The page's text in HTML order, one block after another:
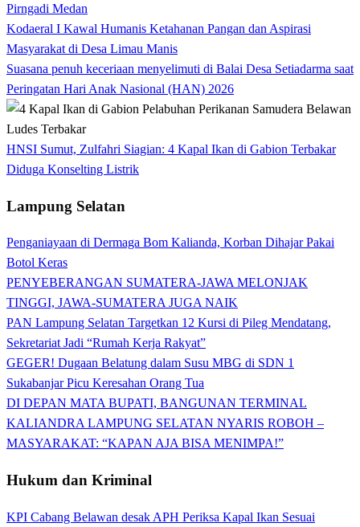
Pirngadi Medan‎
Kodaeral I Kawal Humanis Ketahanan Pangan dan Aspirasi
Masyarakat di Desa Limau Manis
Suasana penuh keceriaan menyelimuti di Balai Desa Setiadarma saat
Peringatan Hari Anak Nasional (HAN) 2026
HNSI Sumut, Zulfahri Siagian: 4 Kapal Ikan di Gabion Terbakar
Diduga Konselting Listrik
Lampung Selatan
Penganiayaan di Dermaga Bom Kalianda, Korban Dihajar Pakai
Botol Keras
PENYEBERANGAN SUMATERA-JAWA MELONJAK
TINGGI, JAWA-SUMATERA JUGA NAIK
PAN Lampung Selatan Targetkan 12 Kursi di Pileg Mendatang,
Sekretariat Jadi “Rumah Kerja Rakyat”
GEGER! Dugaan Belatung dalam Susu MBG di SDN 1
Sukabanjar Picu Keresahan Orang Tua
DI DEPAN MATA BUPATI, BANGUNAN TERMINAL
KALIANDRA LAMPUNG SELATAN NYARIS ROBOH –
MASYARAKAT: “KAPAN AJA BISA MENIMPA!”
Hukum dan Kriminal
KPI Cabang Belawan desak APH Periksa Kapal Ikan Sesuai